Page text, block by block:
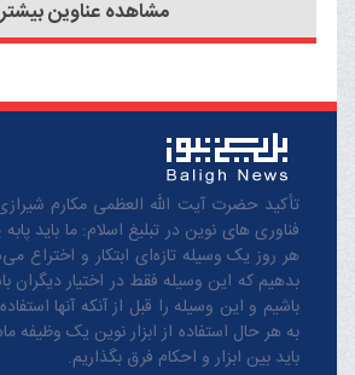
مشاهده عناوین بیشتر
تأکید حضرت آیت الله العظمی مکارم
فناوری های نوین در تبلیغ اسلام: ما باید
هر روز یک وسیله تازه‌ای ابتکار و اختراع
بدهیم که این وسیله فقط در اختیار دیگران
باشیم و این وسیله را قبل از آنکه آنها
به هر حال استفاده از ابزار نوین یک
باید بین ابزار و احکام فرق بگذاریم.